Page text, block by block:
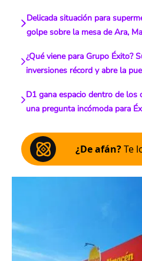
Delicada situación para
golpe sobre la mesa de Ara,
¿Qué viene para Grupo Éxito?
inversiones récord y abre la
D1 gana espacio dentro de los
una pregunta incómoda para
¿De afán?Te